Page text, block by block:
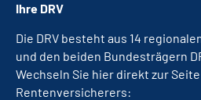
Ihre DRV
Die DRV besteht aus 14
und den beiden Bundesträgern
Wechseln Sie hier direkt zur
Rentenversicherers: